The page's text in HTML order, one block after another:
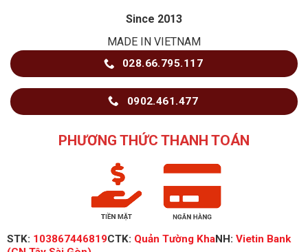
Since 2013
MADE IN VIETNAM
028.66.795.117
0902.461.477
PHƯƠNG THỨC THANH TOÁN
STK: 103867446819CTK: Quản Tường KhaNH: Vietin Bank